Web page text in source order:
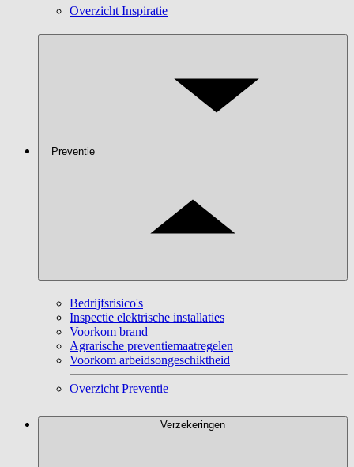
Overzicht Inspiratie
Preventie
Bedrijfsrisico's
Inspectie elektrische installaties
Voorkom brand
Agrarische preventiemaatregelen
Voorkom arbeidsongeschiktheid
Overzicht Preventie
Verzekeringen